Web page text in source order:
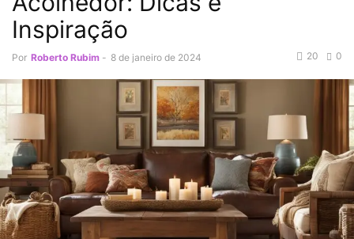
Inspiração
Por Roberto Rubim - 8 de janeiro de 2024 0
20